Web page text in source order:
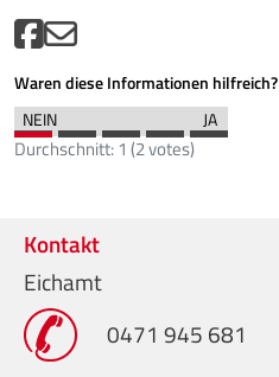
Waren diese Informationen hilfreich?
Durchschnitt:1 (2votes)
Kontakt
Eichamt
0471 945 681